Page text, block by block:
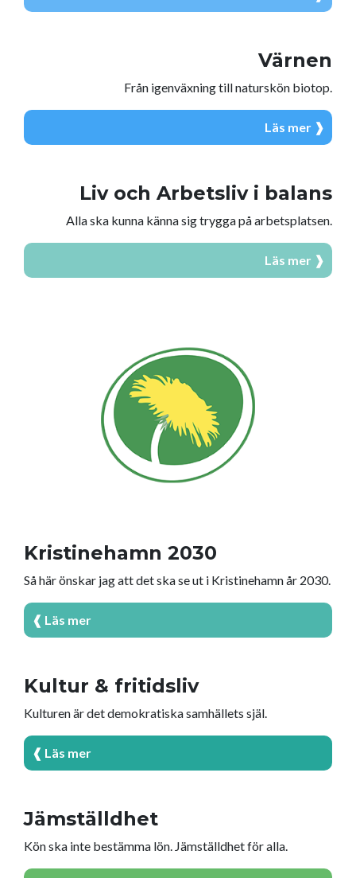
Värnen
Från igenväxning till naturskön biotop.
Läs mer ❱
Liv och Arbetsliv i balans
Alla ska kunna känna sig trygga på arbetsplatsen.
Läs mer ❱
Kristinehamn 2030
Så här önskar jag att det ska se ut i Kristinehamn år 2030.
❰ Läs mer
Kultur & fritidsliv
Kulturen är det demokratiska samhällets själ.
❰ Läs mer
Jämställdhet
Kön ska inte bestämma lön. Jämställdhet för alla.